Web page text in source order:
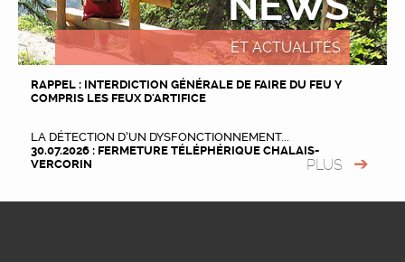
ET ACTUALITÉS
RAPPEL : INTERDICTION GÉNÉRALE DE FAIRE DU FEU Y
COMPRIS LES FEUX D'ARTIFICE
LA DÉTECTION D’UN DYSFONCTIONNEMENT...
30.07.2026 : FERMETURE TÉLÉPHÉRIQUE CHALAIS-
VERCORIN
PLUS